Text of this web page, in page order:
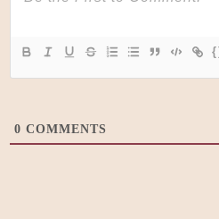
0 COMMENTS